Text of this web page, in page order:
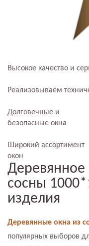
Высокое качество и
Реализовываем
Долговечные и
безопасные окна
Широкий ассортимент
окон
Деревянное
сосны
изделия
Деревянные окна из
популярных выборов